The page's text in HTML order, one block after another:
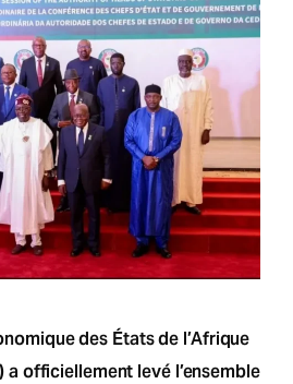
des États de l’Afrique
a officiellement levé l’ensemble